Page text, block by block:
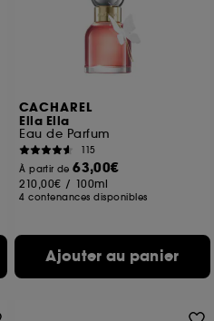
CACHAREL
Ella Ella
Eau de Parfum
115
À partir de63,00€
210,00€ / 100ml
4 contenances disponibles
Ajouter au panier